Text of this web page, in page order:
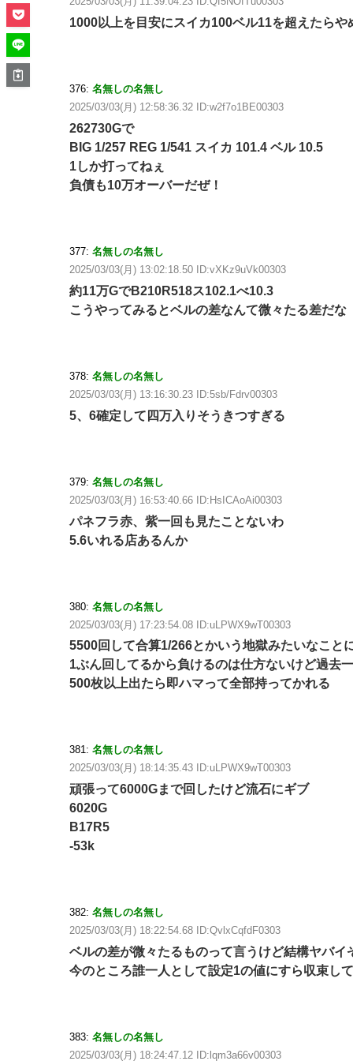
1000以上を目安にスイカ100ベル11を超えたらや
376: 名無しの名無し
2025/03/03(月) 12:58:36.32 ID:w2f7o1BE00303
262730Gで
BIG 1/257 REG 1/541 スイカ 101.4 ベル 10.5
1しか打ってねぇ
負債も10万オーバーだぜ！
377: 名無しの名無し
2025/03/03(月) 13:02:18.50 ID:vXKz9uVk00303
約11万GでB210R518ス102.1べ10.3
こうやってみるとベルの差なんて微々たる差だな
378: 名無しの名無し
2025/03/03(月) 13:16:30.23 ID:5sb/Fdrv00303
5、6確定して四万入りそうきつすぎる
379: 名無しの名無し
2025/03/03(月) 16:53:40.66 ID:HsICAoAi00303
パネフラ赤、紫一回も見たことないわ
5.6いれる店あるんか
380: 名無しの名無し
2025/03/03(月) 17:23:54.08 ID:uLPWX9wT00303
5500回して合算1/266とかいう地獄みたいなこと
1ぶん回してるから負けるのは仕方ないけど過去
500枚以上出たら即ハマって全部持ってかれる
381: 名無しの名無し
2025/03/03(月) 18:14:35.43 ID:uLPWX9wT00303
頑張って6000Gまで回したけど流石にギブ
6020G
B17R5
-53k
382: 名無しの名無し
2025/03/03(月) 18:22:54.68 ID:QvlxCqfdF0303
ベルの差が微々たるものって言うけど結構ヤバイ
今のところ誰一人として設定1の値にすら収束し
383: 名無しの名無し
2025/03/03(月) 18:24:47.12 ID:lqm3a66v00303